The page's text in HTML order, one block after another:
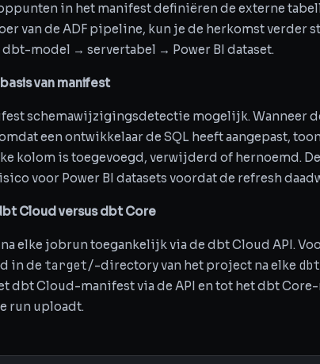
in het manifest definiëren de externe
van de ADF pipeline, kun je de herkomst verder
model → servertabel → Power BI dataset.
van manifest
schemawijzigingsdetectie mogelijk. Wanneer
een ontwikkelaar de SQL heeft aangepast,
kolom is toegevoegd, verwijderd of hernoemd.
voor Power BI datasets voordat de refresh
Cloud versus dbt Core
elke jobrun toegankelijk via de dbt Cloud API.
in de target/-directory van het project na elke
dbt Cloud-manifest via de API en tot het dbt
run uploadt.